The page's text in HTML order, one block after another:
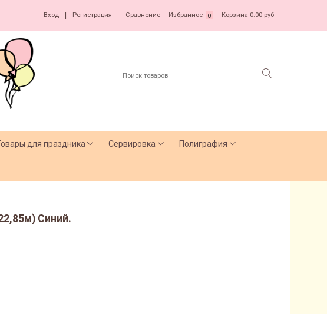
Вход Регистрация Сравнение Избранное 0 Корзина 0.00 руб
для праздника Сервировка Полиграфия
Синий.